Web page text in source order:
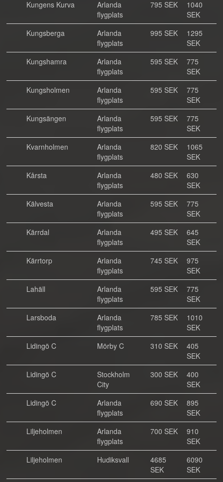
Kungens Kurva
Arlanda
flygplats
795 SEK
1040
SEK
Kungsberga
Arlanda
flygplats
995 SEK
1295
SEK
Kungshamra
Arlanda
flygplats
595 SEK
775
SEK
Kungsholmen
Arlanda
flygplats
595 SEK
775
SEK
Kungsängen
Arlanda
flygplats
595 SEK
775
SEK
Kvarnholmen
Arlanda
flygplats
820 SEK
1065
SEK
Kårsta
Arlanda
flygplats
480 SEK
630
SEK
Kälvesta
Arlanda
flygplats
595 SEK
775
SEK
Kärrdal
Arlanda
flygplats
495 SEK
645
SEK
Kärrtorp
Arlanda
flygplats
745 SEK
975
SEK
Lahäll
Arlanda
flygplats
595 SEK
775
SEK
Larsboda
Arlanda
flygplats
785 SEK
1010
SEK
Lidingö C
Mörby C 310 SEK
405
SEK
Lidingö C
Stockholm
City
300 SEK
400
SEK
Lidingö C
Arlanda
flygplats
690 SEK
895
SEK
Liljeholmen
Arlanda
flygplats
700 SEK
910
SEK
Liljeholmen
Hudiksvall
4685
SEK
6090
SEK